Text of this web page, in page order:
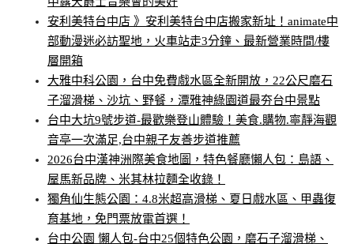
安利美特台中店 》安利美特台中店搬家新址！animate中
部動漫迷必訪聖地，火車站走3分鐘、最新營業時間/樓
層開箱
大雅中科公園，台中免費戲水區全新開放，22公尺磨石
子溜滑梯、沙坑、野餐，潭雅神綠園道最夯台中景點
台中大坑9號步道-最歡樂登山體驗！美食.購物.寧靜海觀
音亭一次滿足,台中親子友善步道推薦
2026台中漢神洲際美食地圖，特色餐廳懶人包：島語、
屋馬新品牌、米其林拉麵全收錄！
獨角仙生態公園：4.8米超高滑梯、夏日戲水區、甲蟲復
育基地，免門票放電首選！
台中公園 懶人包-台中25個特色公園，磨石子溜滑梯、